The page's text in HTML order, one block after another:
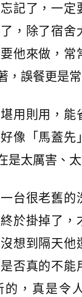
記了，一定
，除了宿舍
他來做，常
，誤餐更是常
則用，能
像「馬蓋先
是太厲害、
很老舊的
於掛掉了，
想到隔天他
否真的不能
，真是令